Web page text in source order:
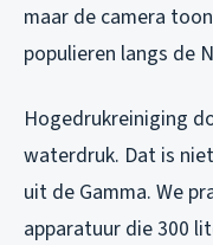
maar de camera
populieren langs de
Hogedrukreiniging
waterdruk. Dat is
uit de Gamma. We
apparatuur die 300